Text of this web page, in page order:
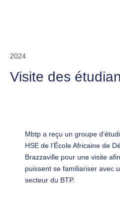
2024
Visite des
Mbtp a reçu un groupe
HSE de l’École Africaine de
Brazzaville pour une visite
puissent se familiariser avec
secteur du BTP.